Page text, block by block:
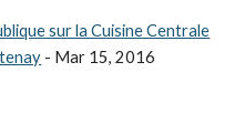
sur la Cuisine Centrale
- Mar 15, 2016